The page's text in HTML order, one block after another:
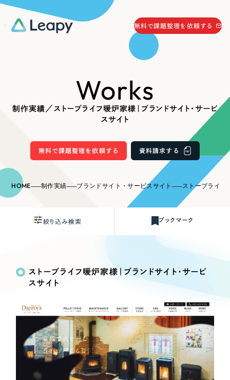
サービス
サービス紹介
一過性の広告に頼らず、「仕組み」と「ノウハウ」
を残す資産型DX支援をご提供します
会社概要
お役立ち情報
無料で課題整理を依頼
無料で課題整理を依頼する
058-215-0066
24時間受付
資料請求する
Web Produce
採用サイト制作
ECサイト制作
ブランディング支援
制作実績
すべて （624件）
コーポレート・企業サイト （278件）
会社情報
制作実績／ストーブライフ暖炉家様｜ブランドサイト・サービ
スサイト
Works
無料で課題整理を依頼する 資料請求する
HOME 制作実績 ブランドサイト・サービスサイト ストーブライフ暖炉
絞り込み検索 ブックマーク
コーポレート・企業サイト
ブランドサイト・サービスサイト
ストーブライフ暖炉家様｜ブランドサイト・サービ
スサイト